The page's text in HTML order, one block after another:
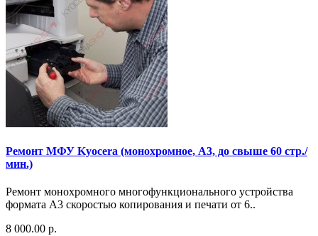
Ремонт МФУ Kyocera (монохромное, A3, до свыше 60 стр./
мин.)
Ремонт монохромного многофункционального устройства
формата A3 скоростью копирования и печати от 6..
8 000.00 р.